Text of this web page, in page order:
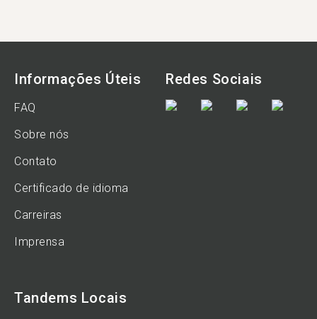
Informações Úteis
FAQ
Sobre nós
Contato
Certificado de idioma
Carreiras
Imprensa
Redes Sociais
Tandems Locais